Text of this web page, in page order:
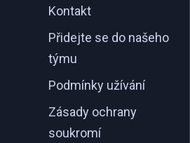
Kontakt
Přidejte se do našeho
týmu
Podmínky užívání
Zásady ochrany
soukromí